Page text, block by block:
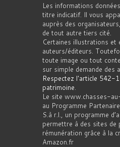
Les informations
titre indicatif. Il vous
auprès des
de tout autre tiers cité.
Certaines illustrations
auteurs/éditeurs.
toute image ou tout
sur simple demande des
Respectez l'article 542-1
patrimoine.
Le site www.chasses-
au Programme
S.à r.l., un programme
permettre à des sites de
rémunération grâce à la
Amazon.fr